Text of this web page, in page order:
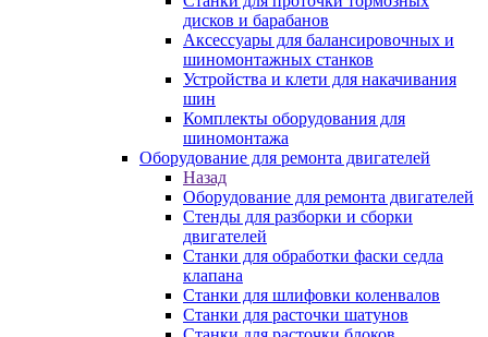
дисков и барабанов
Аксессуары для балансировочных и
шиномонтажных станков
Устройства и клети для накачивания
шин
Комплекты оборудования для
шиномонтажа
Оборудование для ремонта двигателей
Назад
Оборудование для ремонта двигателей
Стенды для разборки и сборки
двигателей
Станки для обработки фаски седла
клапана
Станки для шлифовки коленвалов
Станки для расточки шатунов